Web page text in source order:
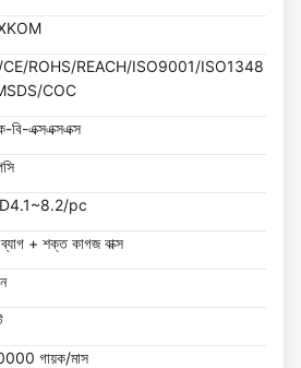
CE/ROHS/REACH/ISO9001/ISO1348
COC
বি-এক্সএক্সএক্স
pc
+ শক্ত কাগজ বাক্স
গায়ক/মাস